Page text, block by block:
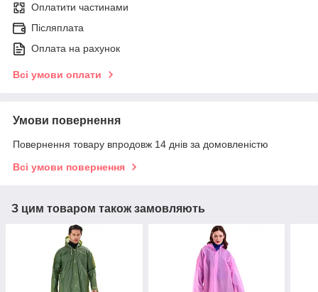
Оплатити частинами
Післяплата
Оплата на рахунок
Всі умови оплати
Умови повернення
Повернення товару впродовж 14 днів за домовленістю
Всі умови повернення
З цим товаром також замовляють